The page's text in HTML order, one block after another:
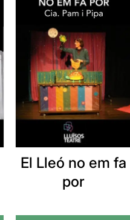
El Lleó no em fa
por